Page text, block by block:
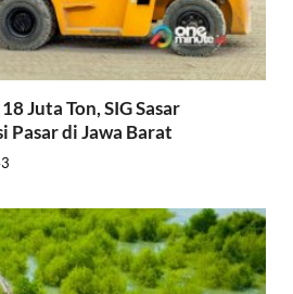
Juta Ton, SIG Sasar
Pasar di Jawa Barat